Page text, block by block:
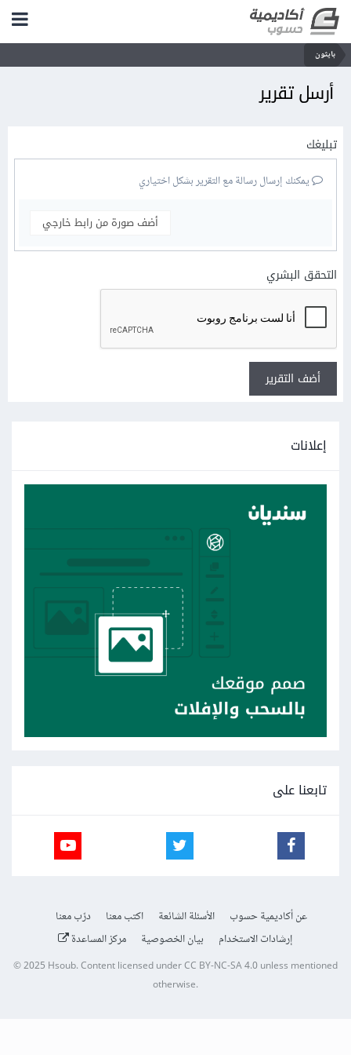
بايثون
أرسل تقرير
تبليغك
يمكنك إرسال رسالة مع التقرير بشكل اختياري
أضف صورة من رابط خارجي
التحقق البشري
أضف التقرير
إعلانات
تابعنا على
عن أكاديمية حسوب الأسئلة الشائعة اكتب معنا
درّب معنا
إرشادات الاستخدام
بيان الخصوصية مركز المساعدة
© 2025 Hsoub.Content licensed underCC BY-NC-SA 4.0unless mentioned
otherwise.